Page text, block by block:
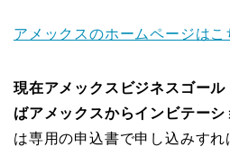
アメックスのホームページはこ
現在アメックスビジネスゴー
ばアメックスからインビテーシ
は専用の申込書で申し込みす